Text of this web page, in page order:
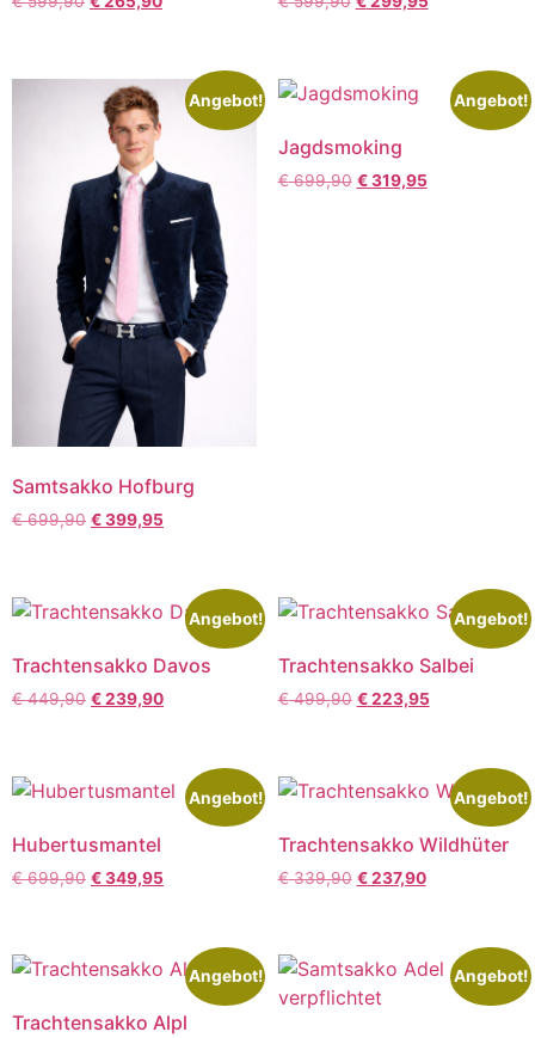
Angebot!
Samtsakko Hofburg
€699,90 €399,95
Angebot!
Jagdsmoking
€699,90 €319,95
Angebot!
Trachtensakko Davos
€449,90 €239,90
Angebot!
Trachtensakko Salbei
€499,90 €223,95
Angebot!
Hubertusmantel
€699,90 €349,95
Angebot!
Trachtensakko Wildhüter
€339,90 €237,90
Angebot!
Trachtensakko Alpl
Angebot!